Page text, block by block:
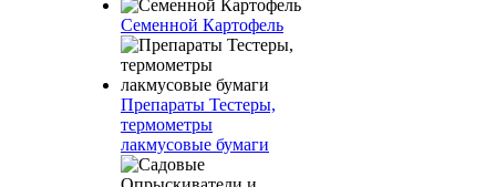
Семенной Картофель
Препараты Тестеры,
термометры
лакмусовые бумаги